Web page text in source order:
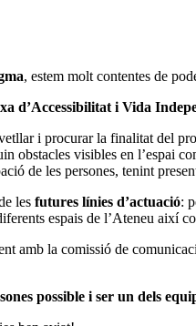
, estem molt contentes de
d’Accessibilitat i Vida
i procurar la finalitat del
obstacles visibles en l’espai
de les persones, tenint
les futures línies d’actuació:
espais de l’Ateneu així
amb la comissió de
possible i ser un dels